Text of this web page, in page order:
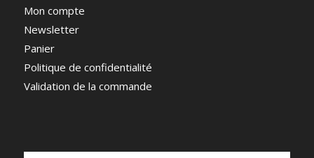
Mon compte
Newsletter
Panier
Politique de confidentialité
Validation de la commande